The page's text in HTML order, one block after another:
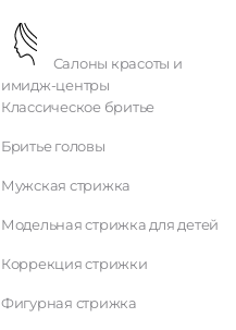
имидж-центры
Классическое бритье
Бритье головы
Мужская стрижка
Модельная стрижка для детей
Коррекция стрижки
Фигурная стрижка